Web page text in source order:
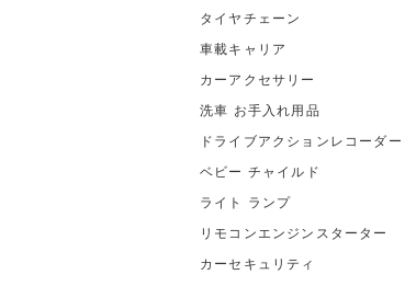
タイヤチェーン
車載キャリア
カーアクセサリー
洗車 お手入れ用品
ドライブアクションレコーダー
ベビー チャイルド
ライト ランプ
リモコンエンジンスターター
カーセキュリティ